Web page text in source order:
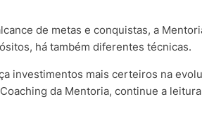
de metas e conquistas, a
há também diferentes técnicas.
investimentos mais certeiros na
da Mentoria, continue a